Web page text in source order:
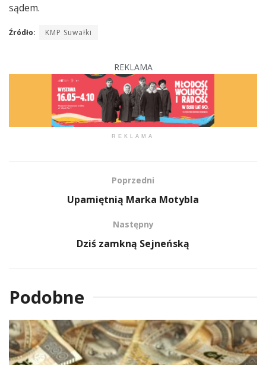
sądem.
Źródło: KMP Suwałki
REKLAMA
REKLAMA
Poprzedni
Upamiętnią Marka Motybla
Następny
Dziś zamkną Sejneńską
Podobne